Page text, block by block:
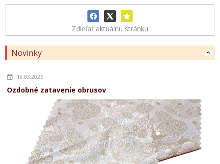
Zdieľať aktuálnu stránku
Novinky
18.03.2026
Ozdobné zatavenie obrusov